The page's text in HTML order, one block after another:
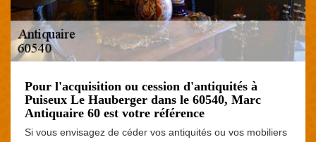
Pour l'acquisition ou cession d'antiquités à
Puiseux Le Hauberger dans le 60540, Marc
Antiquaire 60 est votre référence
Si vous envisagez de céder vos antiquités ou vos mobiliers